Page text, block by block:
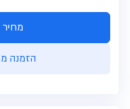
מחיר
הזמנה